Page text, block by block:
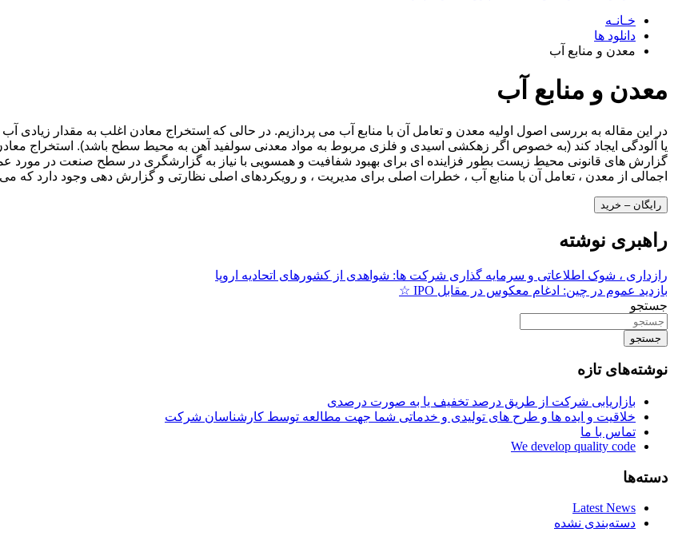
خـانـه
دانلود ها
معدن و منابع آب
معدن و منابع آب
در این مقاله به بررسی اصول اولیه معدن و تعامل آن با منابع آب می پردازیم. در حالی که استخراج معادن اغلب به مقدار زیادی
یا آلودگی ایجاد کند (به خصوص اگر زهکشی اسیدی و فلزی مربوط به مواد معدنی سولفید آهن به محیط سطح باشد). استخراج
گزارش های قانونی محیط زیست بطور فزاینده ای برای بهبود شفافیت و همسویی با نیاز به گزارشگری در سطح صنعت در مورد
اجمالی از معدن ، تعامل آن با منابع آب ، خطرات اصلی برای مدیریت ، و رویکردهای اصلی نظارتی و گزارش دهی وجود دارد که می
رایگان – خرید
راهبری نوشته
رازداری ، شوک اطلاعاتی و سرمایه گذاری شرکت ها: شواهدی از کشورهای اتحادیه اروپا
بازدید عموم در چین: ادغام معکوس در مقابل IPO ☆
جستجو
جستجو
نوشته‌های تازه
بازاریابی شرکت از طریق درصد تخفیف یا به صورت درصدی
خلاقیت و ایده ها و طرح های تولیدی و خدماتی شما جهت مطالعه توسط کارشناسان شرکت
تماس با ما
We develop quality code
دسته‌ها
Latest News
دسته‌بندی نشده